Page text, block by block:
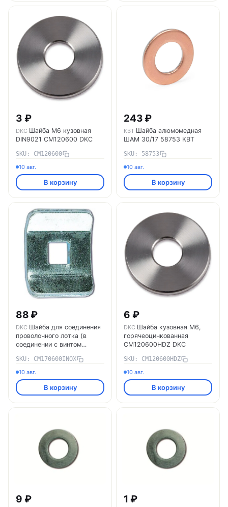
3 ₽
DKC Шайба М6 кузовная
DIN9021 CM120600 DKC
SKU: CM120600
10 авг.
В корзину
243 ₽
КВТ Шайба алюмомедная
ШАМ 30/17 58753 КВТ
SKU: 58753
10 авг.
В корзину
88 ₽
DKC Шайба для соединения
проволочного лотка (в
соединении с винтом
CM170600INOX DKC
SKU: CM170600INOX
10 авг.
В корзину
6 ₽
DKC Шайба кузовная M6,
горячеоцинкованная
CM120600HDZ DKC
SKU: CM120600HDZ
10 авг.
В корзину
9 ₽ 1 ₽